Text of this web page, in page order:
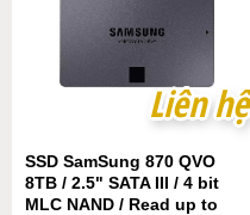
Liên hệ
Liên hệ
SSD SamSung 870 QVO
8TB / 2.5" SATA III / 4 bit
MLC NAND / Read up to